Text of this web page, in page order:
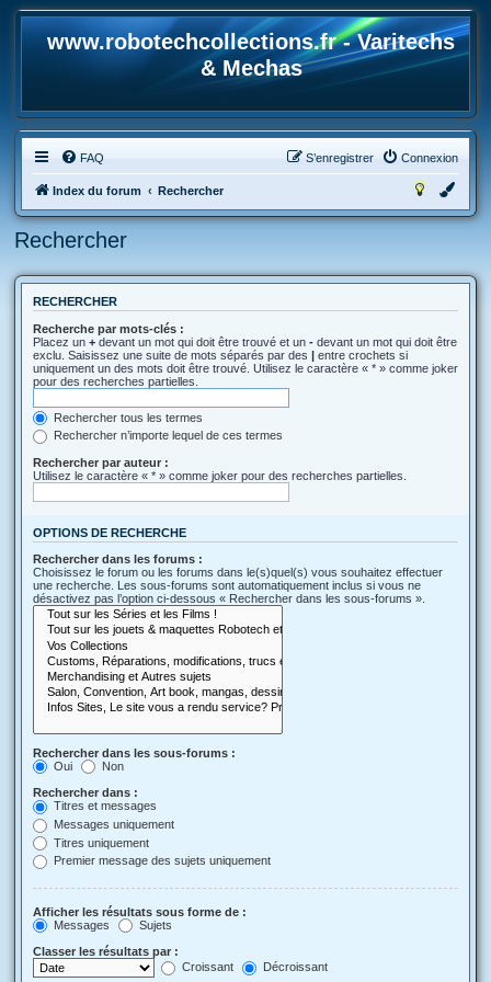
www.robotechcollections.fr - Varitechs
& Mechas
FAQ Connexion
S’enregistrer
Index du forum Rechercher
Rechercher
RECHERCHER
Recherche par mots-clés :
Placez un + devant un mot qui doit être trouvé et un - devant un mot qui doit être
exclu. Saisissez une suite de mots séparés par des | entre crochets si
uniquement un des mots doit être trouvé. Utilisez le caractère « * » comme joker
pour des recherches partielles.
Rechercher tous les termes
Rechercher n’importe lequel de ces termes
Rechercher par auteur :
Utilisez le caractère « * » comme joker pour des recherches partielles.
OPTIONS DE RECHERCHE
Rechercher dans les forums :
Choisissez le forum ou les forums dans le(s)quel(s) vous souhaitez effectuer
une recherche. Les sous-forums sont automatiquement inclus si vous ne
désactivez pas l’option ci-dessous « Rechercher dans les sous-forums ».
Rechercher dans les sous-forums :
Oui
Non
Rechercher dans :
Titres et messages
Messages uniquement
Titres uniquement
Premier message des sujets uniquement
Afficher les résultats sous forme de :
Messages
Sujets
Classer les résultats par :
Croissant
Décroissant